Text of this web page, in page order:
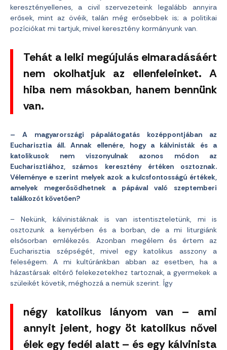
keresztényellenes, a civil szervezeteink legalább annyira
erősek, mint az övéik, talán még erősebbek is; a politikai
pozíciókat mi tartjuk, mivel keresztény kormányunk van.
Tehát a lelki megújulás elmaradásáért
nem okolhatjuk az ellenfeleinket. A
hiba nem másokban, hanem bennünk
van.
– A magyarországi pápalátogatás kozéppontjában az
Eucharisztia áll. Annak ellenére, hogy a kálvinisták és a
katolikusok nem viszonyulnak azonos módon az
Eucharisztiához, számos keresztény értéken osztoznak.
Véleménye e szerint melyek azok a kulcsfontosságú értékek,
amelyek megerősödhetnek a pápával való szeptemberi
találkozót követően?
– Nekünk, kálvinistáknak is van istentiszteletünk, mi is
osztozunk a kenyérben és a borban, de a mi liturgiánk
elsősorban emlékezés. Azonban megélem és értem az
Eucharisztia szépségét, mivel egy katolikus asszony a
feleségem. A mi kultúránkban abban az esetben, ha a
házastársak eltérő felekezetekhez tartoznak, a gyermekek a
szüleikét követik, méghozzá a nemük szerint. Így
négy katolikus lányom van – ami
annyit jelent, hogy öt katolikus nővel
élek egy fedél alatt – és egy kálvinista